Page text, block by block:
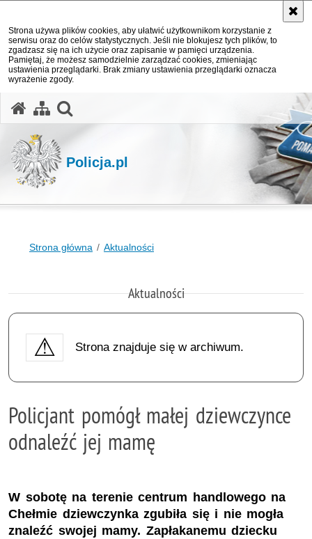
Strona używa plików cookies, aby ułatwić użytkownikom korzystanie z
serwisu oraz do celów statystycznych. Jeśli nie blokujesz tych plików, to
zgadzasz się na ich użycie oraz zapisanie w pamięci urządzenia.
Pamiętaj, że możesz samodzielnie zarządzać cookies, zmieniając
ustawienia przeglądarki. Brak zmiany ustawienia przeglądarki oznacza
wyrażenie zgody.
Policja.pl
Strona główna Aktualności
Aktualności
Strona znajduje się w archiwum.
Policjant pomógł małej dziewczynce
odnaleźć jej mamę
W sobotę na terenie centrum handlowego na
Chełmie dziewczynka zgubiła się i nie mogła
znaleźć swojej mamy. Zapłakanemu dziecku